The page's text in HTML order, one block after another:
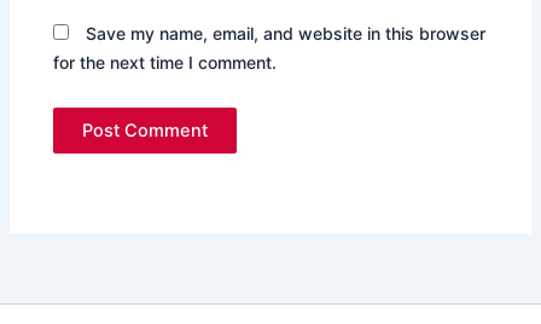
Save my name, email, and website in this browser
for the next time I comment.